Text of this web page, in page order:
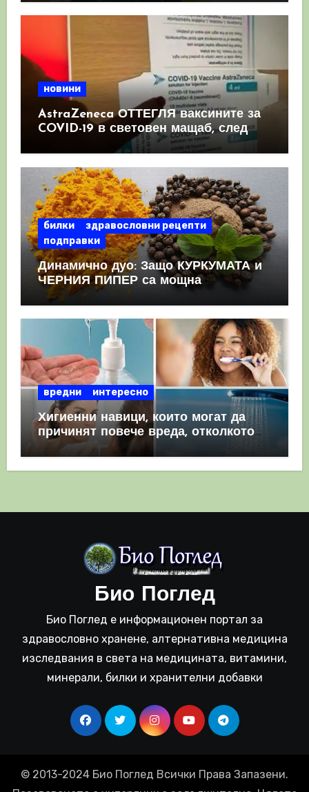
новини
AstraZeneca ОТТЕГЛЯ ваксините за
COVID-19 в световен мащаб, след
като призна, че те причиняват
билки
здравословни рецепти
подправки
Динамично дуо: Защо КУРКУМАТА и
ЧЕРНИЯ ПИПЕР са мощна
комбинация
вредни интересно
Хигиенни навици, които могат да
причинят повече вреда, отколкото
полза
Био Поглед
Био Поглед е информационен портал за
здравословно хранене, алтернативна медицина
изследвания в света на медицината, витамини,
минерали, билки и хранителни добавки
© 2013-2024 Био Поглед Всички Права Запазени.